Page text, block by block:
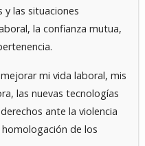
y las situaciones
la confianza mutua,
mi vida laboral, mis
las nuevas tecnologías
ante la violencia
de los